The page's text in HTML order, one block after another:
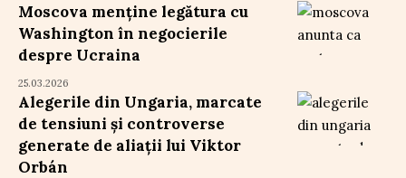
Moscova menține legătura cu
Washington în negocierile
despre Ucraina
25.03.2026
Alegerile din Ungaria, marcate
de tensiuni și controverse
generate de aliații lui Viktor
Orbán